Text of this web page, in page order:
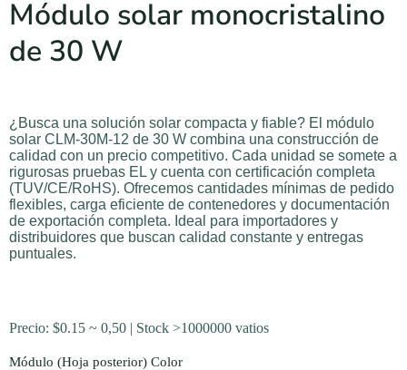
Módulo solar monocristalino
de 30 W
¿Busca una solución solar compacta y fiable? El módulo
solar CLM-30M-12 de 30 W combina una construcción de
calidad con un precio competitivo. Cada unidad se somete a
rigurosas pruebas EL y cuenta con certificación completa
(TUV/CE/RoHS). Ofrecemos cantidades mínimas de pedido
flexibles, carga eficiente de contenedores y documentación
de exportación completa. Ideal para importadores y
distribuidores que buscan calidad constante y entregas
puntuales.
Precio: $0.15 ~ 0,50 | Stock >1000000 vatios
Módulo (Hoja posterior) Color